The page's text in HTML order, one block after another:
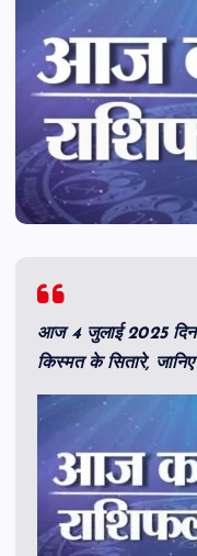
आज 4 जुलाई 2025
किस्मत के सितारे,